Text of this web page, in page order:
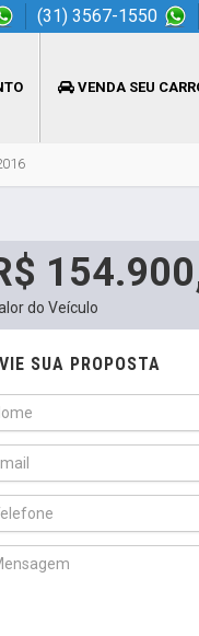
(31) 3567-1550
VENDA SEU
do Veículo
SUA PROPOSTA